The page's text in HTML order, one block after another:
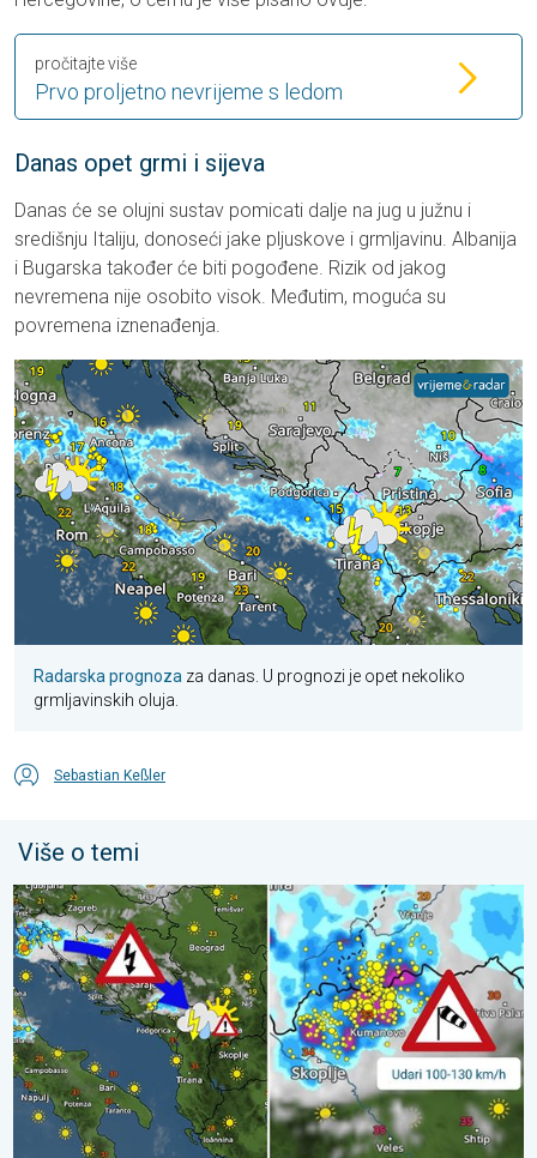
Prvo proljetno nevrijeme s ledom
pročitajte više
Danas opet grmi i sijeva
Danas će se olujni sustav pomicati dalje na jug u južnu i
središnju Italiju, donoseći jake pljuskove i grmljavinu. Albanija
i Bugarska također će biti pogođene. Rizik od jakog
nevremena nije osobito visok. Međutim, moguća su
povremena iznenađenja.
Radarska prognoza za danas. U prognozi je opet nekoliko
grmljavinskih oluja.
Sebastian Keßler
Više o temi
Pješčana oluja u Skoplju. Olujni i orkanski vjetar. . . srijeda, 22.